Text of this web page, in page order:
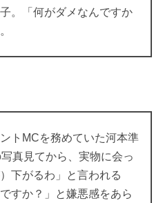
。「何がダメなんですか
トMCを務めていた河本準
真見てから、実物に会っ
下がるわ」と言われる
すか？」と嫌悪感をあら